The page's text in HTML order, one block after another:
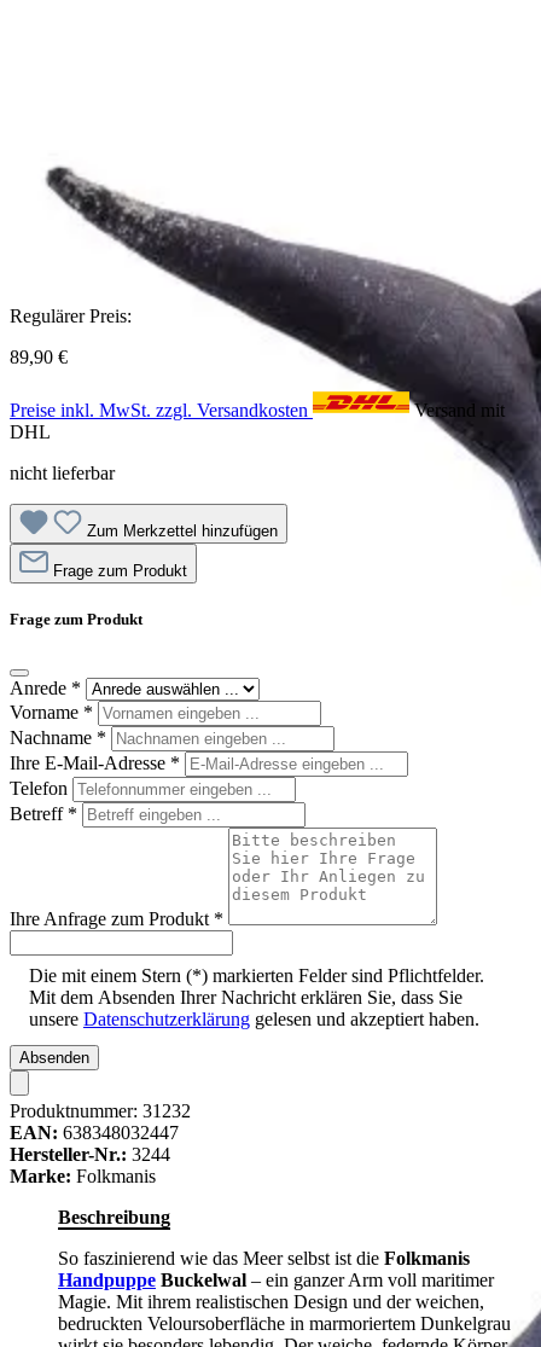
Regulärer Preis:
89,90 €
Preise inkl. MwSt. zzgl. Versandkosten
Versand mit
DHL
nicht lieferbar
Zum Merkzettel hinzufügen
Frage zum Produkt
Frage zum Produkt
Anrede *
Vorname *
Nachname *
Ihre E-Mail-Adresse *
Telefon
Betreff *
Ihre Anfrage zum Produkt *
Die mit einem Stern (*) markierten Felder sind Pflichtfelder.
Mit dem Absenden Ihrer Nachricht erklären Sie, dass Sie
unsere Datenschutzerklärung gelesen und akzeptiert haben.
Absenden
Produktnummer: 31232
EAN: 638348032447
Hersteller-Nr.: 3244
Marke: Folkmanis
Beschreibung
So faszinierend wie das Meer selbst ist die Folkmanis
Handpuppe Buckelwal – ein ganzer Arm voll maritimer
Magie. Mit ihrem realistischen Design und der weichen,
bedruckten Veloursoberfläche in marmoriertem Dunkelgrau